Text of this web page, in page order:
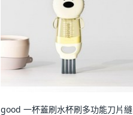
good 一杯蓋刷水杯刷多功能刀片縫